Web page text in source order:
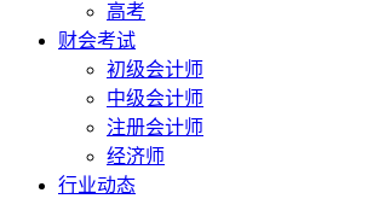
高考
财会考试
初级会计师
中级会计师
注册会计师
经济师
行业动态